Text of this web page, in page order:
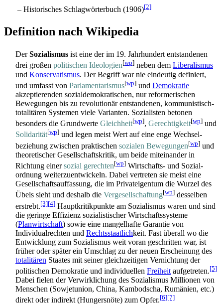
– Historisches Schlagwörterbuch (1906)[2]
Definition nach Wikipedia
DerSozialismus ist eine der im 19. Jahrhundert entstandenen
drei großen politischen Ideologien[wp] neben dem Liberalismus
und Konservatismus. Der Begriff war nie eindeutig definiert,
und umfasst von Parlamentarismus[wp] und Demokratie
akzeptierenden sozial­demokratischen, nur reformerischen
Bewegungen bis zu revolutionär entstandenen, kommunistisch-
totalitären Systemen viele Varianten. Sozialisten betonen
besonders die Grundwerte Gleichheit[wp], Gerechtigkeit[wp] und
Solidarität[wp] und legen meist Wert auf eine enge Wechsel­
beziehung zwischen praktischen sozialen Bewegungen[wp] und
theoretischer Gesellschafts­kritik, um beide miteinander in
Richtung einersozial gerechten[wp] Wirtschafts- und Sozial­
ordnung weiter­zu­entwickeln. Dabei vertreten sie meist eine
Gesellschafts­auffassung, die im Privat­eigentum die Wurzel des
Übels sieht und deshalb die Vergesellschaftung[wp] desselben
erstrebt.[3][4] Haupt­kritik­punkte am Sozialismus waren und sind
die geringe Effizienz sozialistischer Wirtschafts­systeme
(Planwirtschaft) sowie eine mangelhafte Garantie von
Individual­rechten und Rechtsstaatlich­keit. Fast überall wo die
Entwicklung zum Sozialismus weit voran geschritten war, ist
früher oder später ein Umschlag zu der neuen Erscheinung des
totalitären Staates mit seiner gleich­zeitigen Vernichtung der
politischen Demokratie und individuellen Freiheit aufgetreten.[5]
Dabei fielen der Verwirklichung des Sozialismus Millionen von
Menschen (Sowjetunion, China, Kambodscha, Rumänien, etc.)
direkt oder indirekt (Hungersnöte) zum Opfer.[6][7]